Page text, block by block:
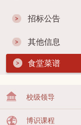
招标公告
其他信息
食堂菜谱
校级领导
博识课程